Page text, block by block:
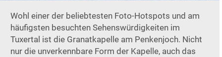
Wohl einer der beliebtesten Foto-Hotspots und am
häufigsten besuchten Sehenswürdigkeiten im
Tuxertal ist die Granatkapelle am Penkenjoch. Nicht
nur die unverkennbare Form der Kapelle, auch das